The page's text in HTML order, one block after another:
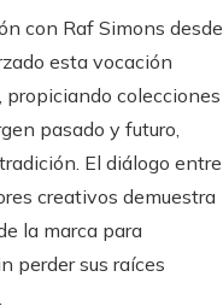
con Raf Simons desde
esta vocación
colecciones
pasado y futuro,
El diálogo entre
creativos demuestra
la marca para
perder sus raíces